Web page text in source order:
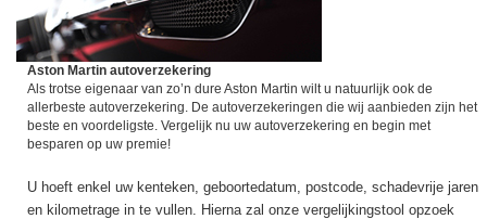
Aston Martin autoverzekering
Als trotse eigenaar van zo’n dure Aston Martin wilt u natuurlijk ook de
allerbeste autoverzekering. De autoverzekeringen die wij aanbieden zijn het
beste en voordeligste. Vergelijk nu uw autoverzekering en begin met
besparen op uw premie!
U hoeft enkel uw kenteken, geboortedatum, postcode, schadevrije jaren
en kilometrage in te vullen. Hierna zal onze vergelijkingstool opzoek